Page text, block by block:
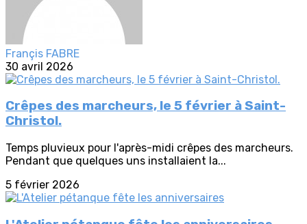
Françis FABRE
30 avril 2026
Crêpes des marcheurs, le 5 février à Saint-
Christol.
Temps pluvieux pour l'après-midi crêpes des marcheurs.
Pendant que quelques uns installaient la...
5 février 2026